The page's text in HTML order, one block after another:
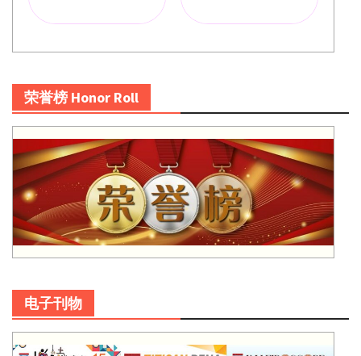
荣誉榜 Honor Roll
电子刊物